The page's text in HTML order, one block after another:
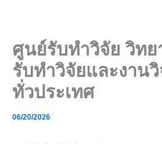
ศูนย์รับทำวิจัย วิท
รับทำวิจัยและงาน
ทั่วประเทศ
06/20/2026